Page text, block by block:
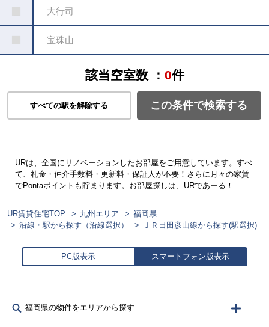
大行司
宝珠山
該当空室数 ： 0件
すべての駅を解除する この条件で検索する
URは、全国にリノベーションしたお部屋をご用意しています。すべ
て、礼金・仲介手数料・更新料・保証人が不要！さらに月々の家賃
でPontaポイントも貯まります。お部屋探しは、URであーる！
UR賃貸住宅TOP 九州エリア
福岡県
沿線・駅から探す（沿線選択）
ＪＲ日田彦山線から探す(駅選択)
PC版表示 スマートフォン版表示
福岡県の物件をエリアから探す